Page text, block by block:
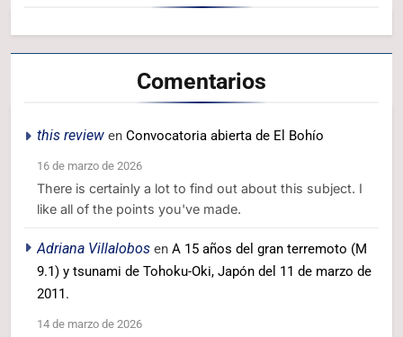
Comentarios
this review en Convocatoria abierta de El Bohío
16 de marzo de 2026
There is certainly a lot to find out about this subject. I
like all of the points you've made.
Adriana Villalobos en A 15 años del gran terremoto (M
9.1) y tsunami de Tohoku-Oki, Japón del 11 de marzo de
2011.
14 de marzo de 2026